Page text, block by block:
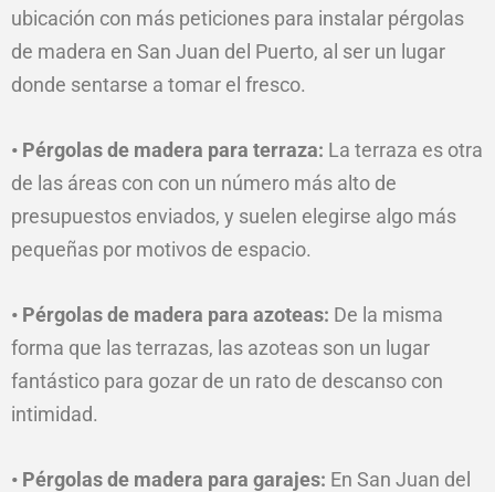
ubicación con más peticiones para instalar pérgolas
de madera en San Juan del Puerto, al ser un lugar
donde sentarse a tomar el fresco.
• Pérgolas de madera para terraza: La terraza es otra
de las áreas con con un número más alto de
presupuestos enviados, y suelen elegirse algo más
pequeñas por motivos de espacio.
• Pérgolas de madera para azoteas: De la misma
forma que las terrazas, las azoteas son un lugar
fantástico para gozar de un rato de descanso con
intimidad.
• Pérgolas de madera para garajes: En San Juan del